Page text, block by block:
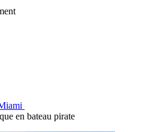
en bateau pirate